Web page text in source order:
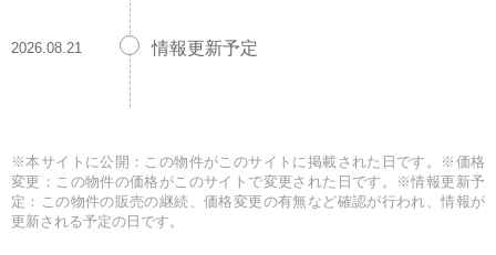
2026.08.21 情報更新予定
※本サイトに公開：この物件がこのサイトに掲載された日です。※価格
変更：この物件の価格がこのサイトで変更された日です。※情報更新予
定：この物件の販売の継続、価格変更の有無など確認が行われ、情報が
更新される予定の日です。